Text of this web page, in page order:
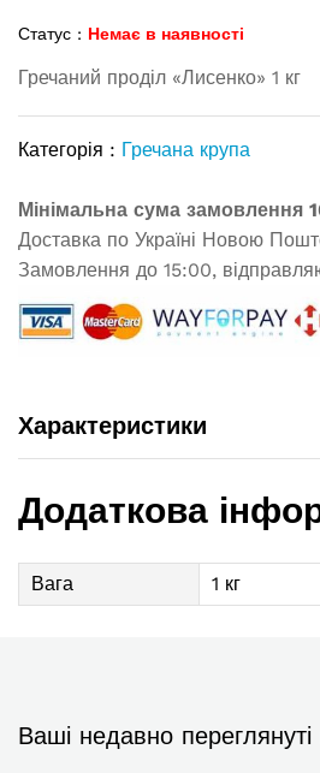
Статус : Немає в наявності
Гречаний проділ «Лисенко» 1 кг
Категорія : Гречана крупа
Мінімальна сума замовлення
Доставка по Україні Новою
Замовлення до 15:00,
Характеристики
Додаткова
Вага 1 кг
Ваші недавно переглянуті